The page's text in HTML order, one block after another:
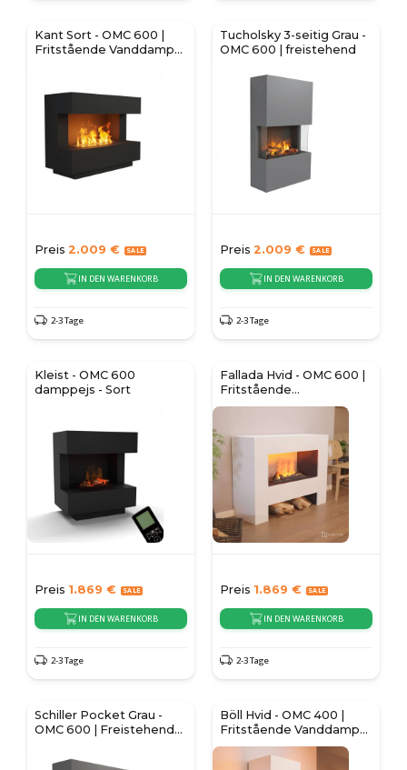
Kant Sort - OMC 600 |
Fritstående Vanddamp
Preis 2.009 €
IN DEN WARENKORB
2-3 Tage
Tucholsky 3-seitig Grau -
OMC 600 | freistehend
Preis 2.009 €
IN DEN WARENKORB
2-3 Tage
Kleist - OMC 600
damppejs - Sort
Preis 1.869 €
IN DEN WARENKORB
2-3 Tage
Fallada Hvid - OMC 600 |
Fritstående
vanddamppejs
Preis 1.869 €
IN DEN WARENKORB
2-3 Tage
Schiller Pocket Grau -
OMC 600 | Freistehender
Böll Hvid - OMC 400 |
Fritstående Vanddamp
Pejs